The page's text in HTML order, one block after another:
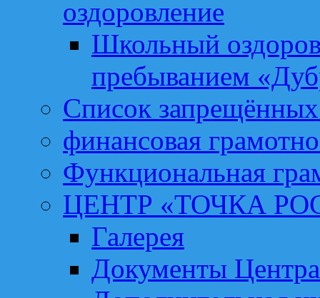
оздоровление
Школьный
пребыванием
Список запрещённых
финансовая
Функциональная
ЦЕНТР «ТОЧКА
Галерея
Документы